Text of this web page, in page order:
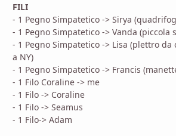
FILI
- 1 Pegno Simpatetico -> Sirya
- 1 Pegno Simpatetico -> Vanda (piccola
- 1 Pegno Simpatetico -> Lisa (plettro
a NY)
- 1 Pegno Simpatetico -> Francis
- 1 Filo Coraline -> me
- 1 Filo -> Coraline
- 1 Filo -> Seamus
- 1 Filo-> Adam